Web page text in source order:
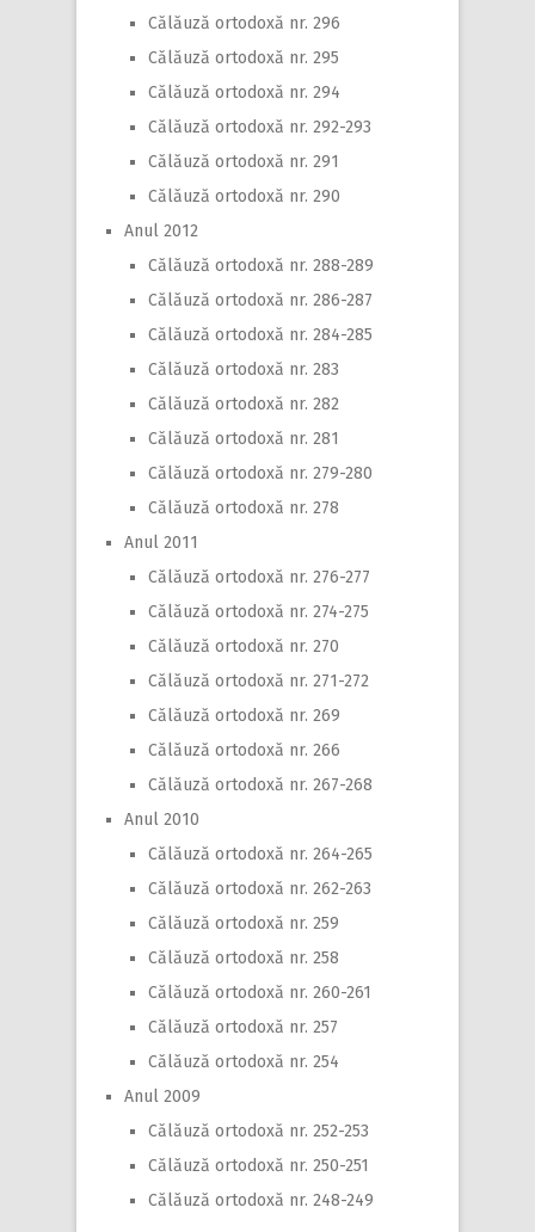
Călăuză ortodoxă nr. 296
Călăuză ortodoxă nr. 295
Călăuză ortodoxă nr. 294
Călăuză ortodoxă nr. 292-293
Călăuză ortodoxă nr. 291
Călăuză ortodoxă nr. 290
Anul 2012
Călăuză ortodoxă nr. 288-289
Călăuză ortodoxă nr. 286-287
Călăuză ortodoxă nr. 284-285
Călăuză ortodoxă nr. 283
Călăuză ortodoxă nr. 282
Călăuză ortodoxă nr. 281
Călăuză ortodoxă nr. 279-280
Călăuză ortodoxă nr. 278
Anul 2011
Călăuză ortodoxă nr. 276-277
Călăuză ortodoxă nr. 274-275
Călăuză ortodoxă nr. 270
Călăuză ortodoxă nr. 271-272
Călăuză ortodoxă nr. 269
Călăuză ortodoxă nr. 266
Călăuză ortodoxă nr. 267-268
Anul 2010
Călăuză ortodoxă nr. 264-265
Călăuză ortodoxă nr. 262-263
Călăuză ortodoxă nr. 259
Călăuză ortodoxă nr. 258
Călăuză ortodoxă nr. 260-261
Călăuză ortodoxă nr. 257
Călăuză ortodoxă nr. 254
Anul 2009
Călăuză ortodoxă nr. 252-253
Călăuză ortodoxă nr. 250-251
Călăuză ortodoxă nr. 248-249